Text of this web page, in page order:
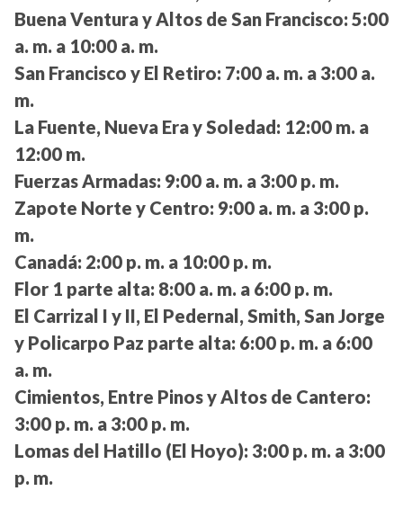
Buena Ventura y Altos de San Francisco: 5:00
a. m. a 10:00 a. m.
San Francisco y El Retiro: 7:00 a. m. a 3:00 a.
m.
La Fuente, Nueva Era y Soledad: 12:00 m. a
12:00 m.
Fuerzas Armadas: 9:00 a. m. a 3:00 p. m.
Zapote Norte y Centro: 9:00 a. m. a 3:00 p.
m.
Canadá: 2:00 p. m. a 10:00 p. m.
Flor 1 parte alta: 8:00 a. m. a 6:00 p. m.
El Carrizal I y II, El Pedernal, Smith, San Jorge
y Policarpo Paz parte alta: 6:00 p. m. a 6:00
a. m.
Cimientos, Entre Pinos y Altos de Cantero:
3:00 p. m. a 3:00 p. m.
Lomas del Hatillo (El Hoyo): 3:00 p. m. a 3:00
p. m.